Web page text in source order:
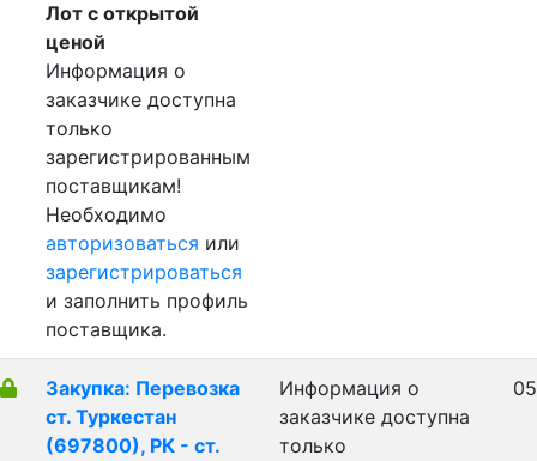
Лот с открытой
ценой
Информация о
заказчике доступна
только
зарегистрированным
поставщикам!
Необходимо
авторизоваться или
зарегистрироваться
и заполнить профиль
поставщика.
Закупка: Перевозка
ст. Туркестан
(697800), РК - ст.
Информация о
заказчике доступна
только